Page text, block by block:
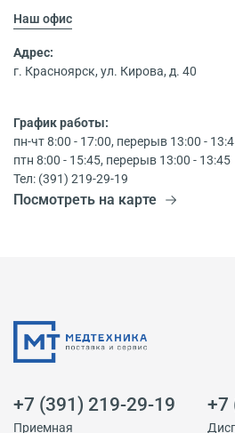
Наш офис
Адрес:
г. Красноярск, ул. Кирова, д. 40
График работы:
пн-чт 8:00 - 17:00, перерыв 13:00 -
птн 8:00 - 15:45, перерыв 13:00 - 13:45
Тел: (391) 219-29-19
Посмотреть на карте
+7 (391) 219-29-19
Приемная
+7